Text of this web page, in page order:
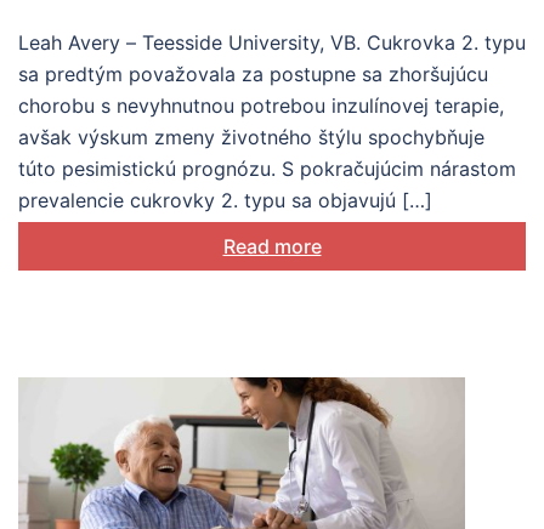
Leah Avery – Teesside University, VB. Cukrovka 2. typu
sa predtým považovala za postupne sa zhoršujúcu
chorobu s nevyhnutnou potrebou inzulínovej terapie,
avšak výskum zmeny životného štýlu spochybňuje
túto pesimistickú prognózu. S pokračujúcim nárastom
prevalencie cukrovky 2. typu sa objavujú […]
Read more